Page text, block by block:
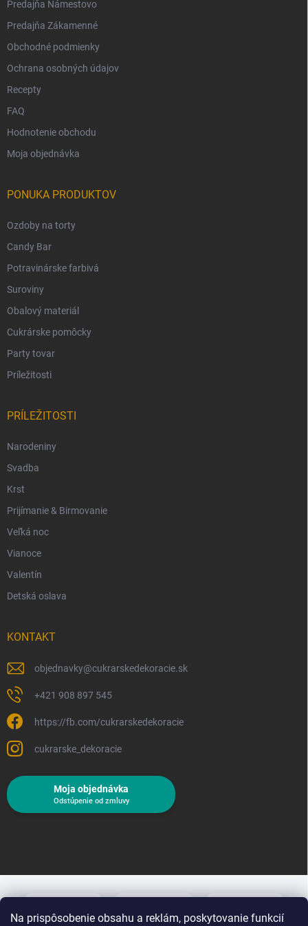
Na prispôsobenie obsahu a reklám, poskytovanie funkcií
Predajňa Námestovo
Predajňa Zákamenné
Obchodné podmienky
Ochrana osobných údajov
Recepty
FAQ
Hodnotenie obchodu
Moja objednávka
PONUKA PRODUKTOV
Ozdoby na torty
Candy Bar
Potravinárske farbivá
Suroviny
Obalový materiál
Cukrárske pomôcky
Party tovar
Príležitosti
PRÍLEŽITOSTI
Narodeniny
Svadba
Krst
Prijímanie & Birmovanie
Veľká noc
Vianoce
Valentín
Detská oslava
KONTAKT
objednavky@cukrarskedekoracie.sk
+421 908 897 545
https://fb.com/cukrarskedekoracie
cukrarske_dekoracie
Moja objednávka
Odstúpenie od zmluvy